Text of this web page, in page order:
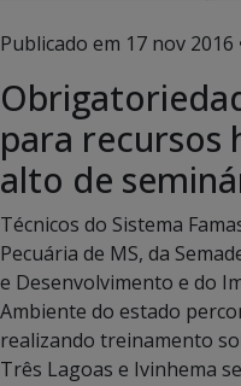
Publicado em 17 nov 2016
para recursos
alto de
Técnicos do Sistema
Pecuária de MS, da
e Desenvolvimento e do
Ambiente do estado
realizando treinamento
Três Lagoas e Ivinhema